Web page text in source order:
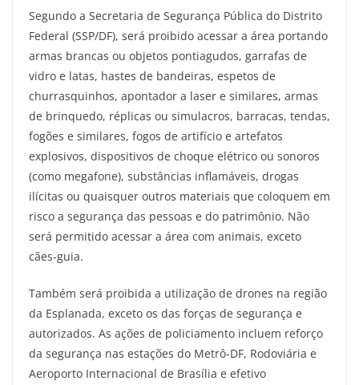
Segundo a Secretaria de Segurança Pública do Distrito
Federal (SSP/DF), será proibido acessar a área portando
armas brancas ou objetos pontiagudos, garrafas de
vidro e latas, hastes de bandeiras, espetos de
churrasquinhos, apontador a laser e similares, armas
de brinquedo, réplicas ou simulacros, barracas, tendas,
fogões e similares, fogos de artifício e artefatos
explosivos, dispositivos de choque elétrico ou sonoros
(como megafone), substâncias inflamáveis, drogas
ilícitas ou quaisquer outros materiais que coloquem em
risco a segurança das pessoas e do patrimônio. Não
será permitido acessar a área com animais, exceto
cães-guia.
Também será proibida a utilização de drones na região
da Esplanada, exceto os das forças de segurança e
autorizados. As ações de policiamento incluem reforço
da segurança nas estações do Metrô-DF, Rodoviária e
Aeroporto Internacional de Brasília e efetivo